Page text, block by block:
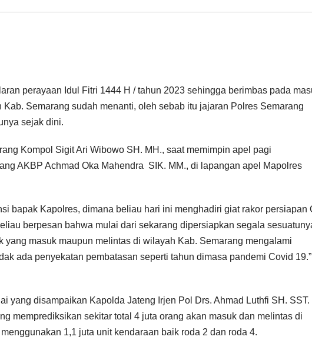
perayaan Idul Fitri 1444 H / tahun 2023 sehingga berimbas pada
Semarang sudah menanti, oleh sebab itu jajaran Polres Semarang
sejak dini.
Kompol Sigit Ari Wibowo SH. MH., saat memimpin apel pagi
AKBP Achmad Oka Mahendra SIK. MM., di lapangan apel Mapolres
bapak Kapolres, dimana beliau hari ini menghadiri giat rakor persiapan
berpesan bahwa mulai dari sekarang dipersiapkan segala
yang masuk maupun melintas di wilayah Kab. Semarang mengalami
ada penyekatan pembatasan seperti tahun dimasa pandemi Covid 19.”
yang disampaikan Kapolda Jateng Irjen Pol Drs. Ahmad Luthfi SH. SST.
memprediksikan sekitar total 4 juta orang akan masuk dan melintas di
1,1 juta unit kendaraan baik roda 2 dan roda 4.